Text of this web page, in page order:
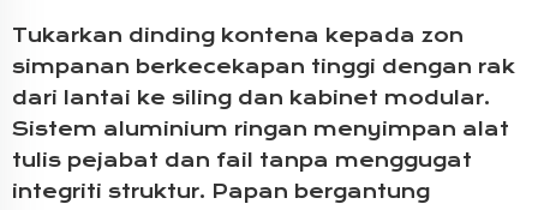
Tukarkan dinding kontena kepada zon
simpanan berkecekapan tinggi dengan rak
dari lantai ke siling dan kabinet modular.
Sistem aluminium ringan menyimpan alat
tulis pejabat dan fail tanpa menggugat
integriti struktur. Papan bergantung